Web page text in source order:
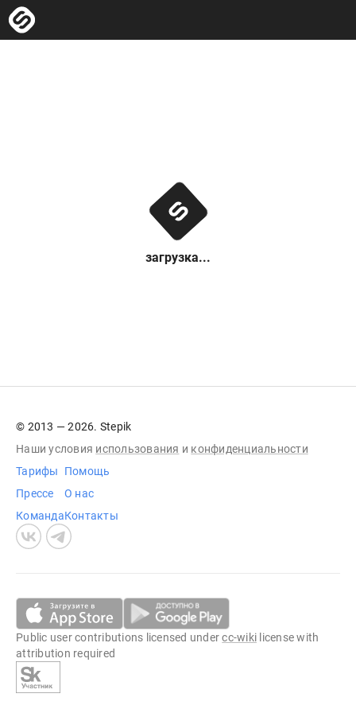
загрузка...
© 2013 — 2026. Stepik
Наши условия использования и конфиденциальности
Тарифы
Прессе
Команда
Помощь
О нас
Контакты
Public user contributions licensed undercc-wiki license with
attribution required